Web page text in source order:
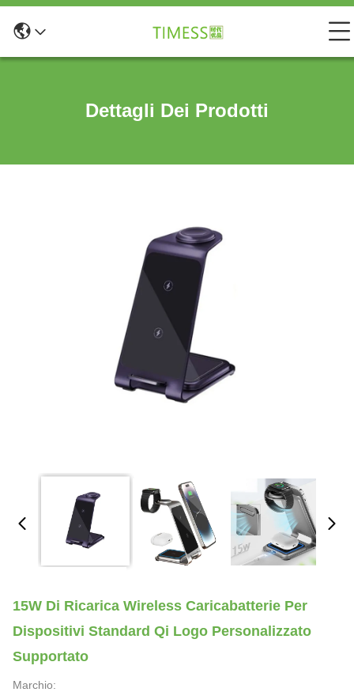
Dettagli Dei Prodotti
15W Di Ricarica Wireless Caricabatterie Per
Dispositivi Standard Qi Logo Personalizzato
Supportato
Marchio: